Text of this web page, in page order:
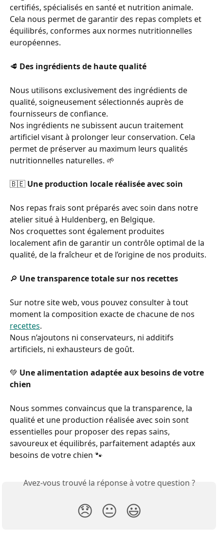
certifiés, spécialisés en santé et nutrition animale.
Cela nous permet de garantir des repas complets et
équilibrés, conformes aux normes nutritionnelles
européennes.
🥩 Des ingrédients de haute qualité
Nous utilisons exclusivement des ingrédients de
qualité, soigneusement sélectionnés auprès de
fournisseurs de confiance.
Nos ingrédients ne subissent aucun traitement
artificiel visant à prolonger leur conservation. Cela
permet de préserver au maximum leurs qualités
nutritionnelles naturelles. 🌱
🇧🇪 Une production locale réalisée avec soin
Nos repas frais sont préparés avec soin dans notre
atelier situé à Huldenberg, en Belgique.
Nos croquettes sont également produites
localement afin de garantir un contrôle optimal de la
qualité, de la fraîcheur et de l’origine de nos produits.
🔎 Une transparence totale sur nos recettes
Sur notre site web, vous pouvez consulter à tout
moment la composition exacte de chacune de nos
recettes.
Nous n’ajoutons ni conservateurs, ni additifs
artificiels, ni exhausteurs de goût.
💚 Une alimentation adaptée aux besoins de votre
chien
Nous sommes convaincus que la transparence, la
qualité et une production réalisée avec soin sont
essentielles pour proposer des repas sains,
savoureux et équilibrés, parfaitement adaptés aux
besoins de votre chien 🐾
Avez-vous trouvé la réponse à votre question ?
😞 😐 😃